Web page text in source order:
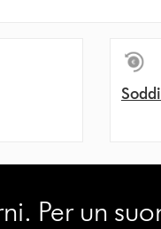
Per un